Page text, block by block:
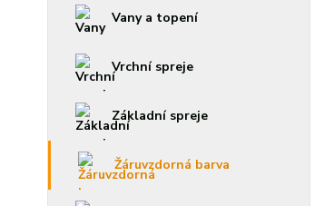
Vany a topení
Vrchní spreje
Základní spreje
Žáruvzdorná barva